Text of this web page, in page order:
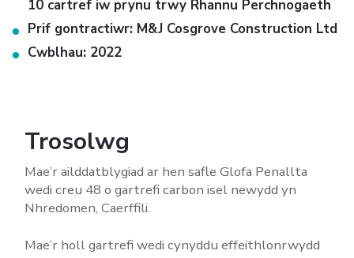
10 cartref iw prynu trwy Rhannu Perchnogaeth
Prif gontractiwr: M&J Cosgrove Construction Ltd
Cwblhau: 2022
Trosolwg
Mae’r ailddatblygiad ar hen safle Glofa Penallta
wedi creu 48 o gartrefi carbon isel newydd yn
Nhredomen, Caerffili.
Mae’r holl gartrefi wedi cynyddu effeithlonrwydd